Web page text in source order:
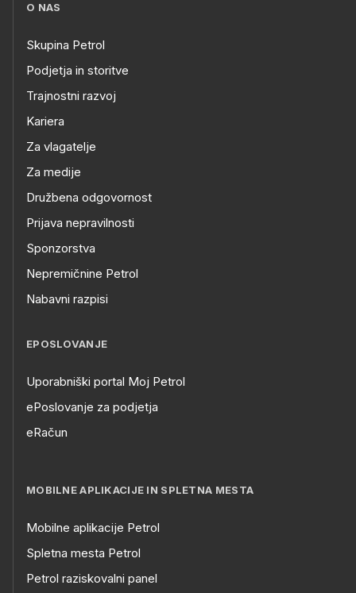
O NAS
Skupina Petrol
Podjetja in storitve
Trajnostni razvoj
Kariera
Za vlagatelje
Za medije
Družbena odgovornost
Prijava nepravilnosti
Sponzorstva
Nepremičnine Petrol
Nabavni razpisi
EPOSLOVANJE
Uporabniški portal Moj Petrol
ePoslovanje za podjetja
eRačun
MOBILNE APLIKACIJE IN SPLETNA MESTA
Mobilne aplikacije Petrol
Spletna mesta Petrol
Petrol raziskovalni panel